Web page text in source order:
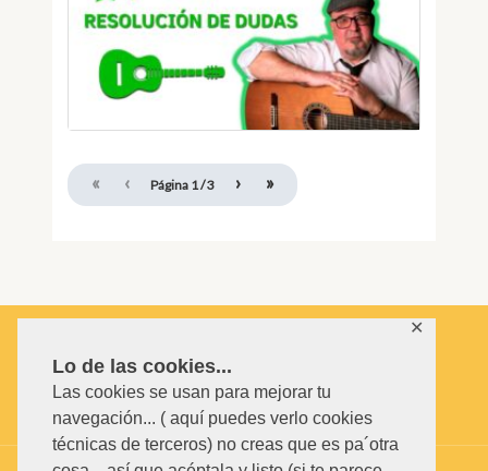
Lo de las cookies...
Las cookies se usan para mejorar tu
navegación... ( aquí puedes verlo cookies
técnicas de terceros) no creas que es pa´otra
✕
« ‹ › »
Página 1/3